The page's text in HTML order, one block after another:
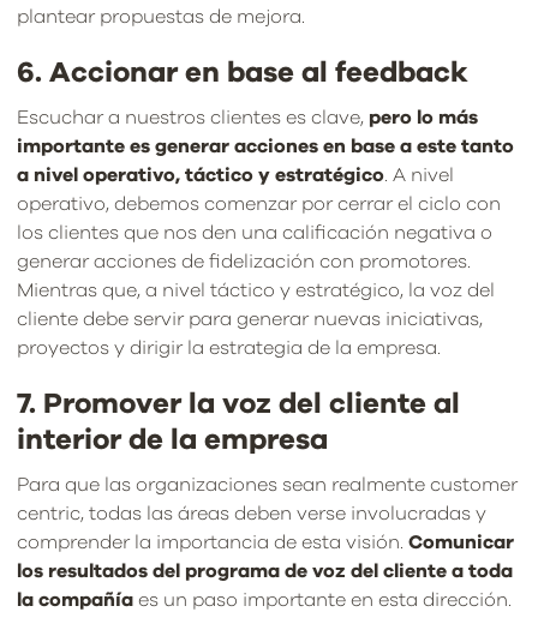
plantear propuestas de mejora.
6. Accionar en base al feedback
Escuchar a nuestros clientes es clave, pero lo más
importante es generar acciones en base a este tanto
a nivel operativo, táctico y estratégico . A nivel
operativo, debemos comenzar por cerrar el ciclo con
los clientes que nos den una calificación negativa o
generar acciones de fidelización con promotores.
Mientras que, a nivel táctico y estratégico, la voz del
cliente debe servir para generar nuevas iniciativas,
proyectos y dirigir la estrategia de la empresa.
7. Promover la voz del cliente al
interior de la empresa
Para que las organizaciones sean realmente customer
centric, todas las áreas deben verse involucradas y
comprender la importancia de esta visión. Comunicar
los resultados del programa de voz del cliente a toda
la compañía es un paso importante en esta dirección.